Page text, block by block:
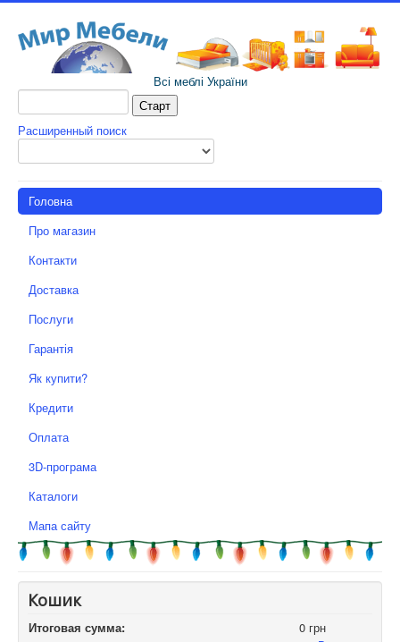
Всі меблі України
Расширенный поиск
Головна
Про магазин
Контакти
Доставка
Послуги
Гарантія
Як купити?
Кредити
Оплата
3D-програма
Каталоги
Мапа сайту
Кошик
Итоговая сумма:
0 грн